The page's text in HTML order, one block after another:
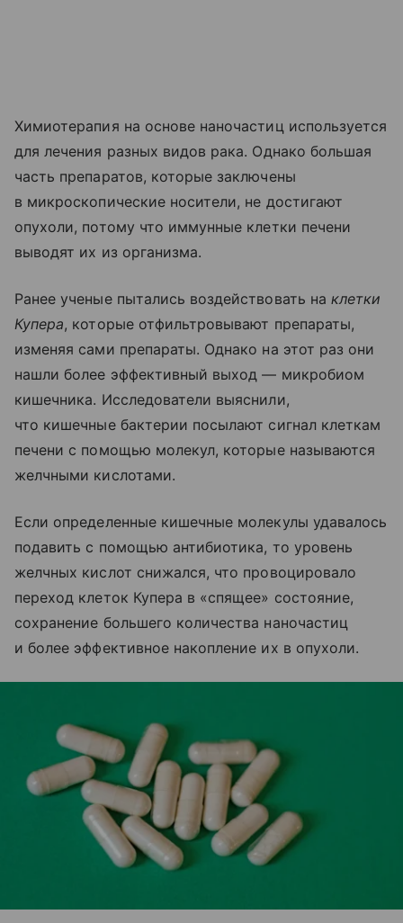
Химиотерапия на основе наночастиц используется
для лечения разных видов рака. Однако большая
часть препаратов, которые заключены
в микроскопические носители, не достигают
опухоли, потому что иммунные клетки печени
выводят их из организма.
Ранее ученые пытались воздействовать на клетки
Купера, которые отфильтровывают препараты,
изменяя сами препараты. Однако на этот раз они
нашли более эффективный выход — микробиом
кишечника. Исследователи выяснили,
что кишечные бактерии посылают сигнал клеткам
печени с помощью молекул, которые называются
желчными кислотами.
Если определенные кишечные молекулы удавалось
подавить с помощью антибиотика, то уровень
желчных кислот снижался, что провоцировало
переход клеток Купера в «спящее» состояние,
сохранение большего количества наночастиц
и более эффективное накопление их в опухоли.